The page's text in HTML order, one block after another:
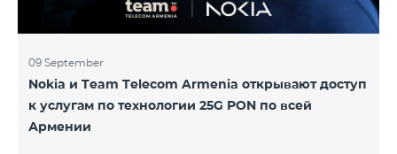
09 September
Nokia и Team Telecom Armenia открывают доступ
к услугам по технологии 25G PON по всей
Армении